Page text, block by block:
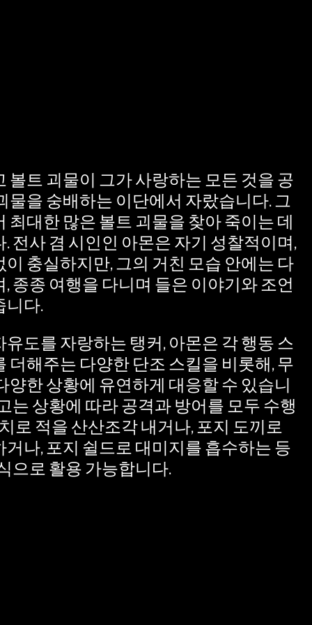
볼트 괴물이 그가 사랑하는 모든 것을 공
물을 숭배하는 이단에서 자랐습니다. 그
최대한 많은 볼트 괴물을 찾아 죽이는 데
전사 겸 시인인 아몬은 자기 성찰적이며,
충실하지만, 그의 거친 모습 안에는 다
종종 여행을 다니며 들은 이야기와 조언
니다.
도를 자랑하는 탱커, 아몬은 각 행동 스
더해주는 다양한 단조 스킬을 비롯해, 무
양한 상황에 유연하게 대응할 수 있습니
는 상황에 따라 공격과 방어를 모두 수행
로 적을 산산조각 내거나, 포지 도끼로
나, 포지 쉴드로 대미지를 흡수하는 등
으로 활용 가능합니다.